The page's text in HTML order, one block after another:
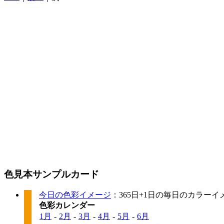
色見本サンプルカード
今日の色彩イメージ ：365日+1日の毎日のカラーイ
色彩カレンダー
1月 - 2月 - 3月 - 4月 - 5月 - 6月